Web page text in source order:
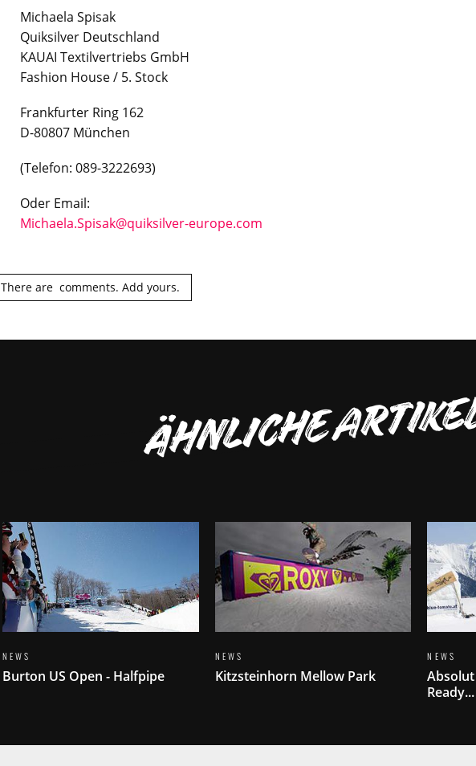
Michaela Spisak
Quiksilver Deutschland
KAUAI Textilvertriebs GmbH
Fashion House / 5. Stock
Frankfurter Ring 162
D-80807 München
(Telefon: 089-3222693)
Oder Email:
Michaela.Spisak@quiksilver-europe.com
There are comments.Add yours.
ÄHNLICHE
NEWS
Burton US Open - Halfpipe
NEWS
Kitzsteinhorn Mellow Park
NEWS
Ready...